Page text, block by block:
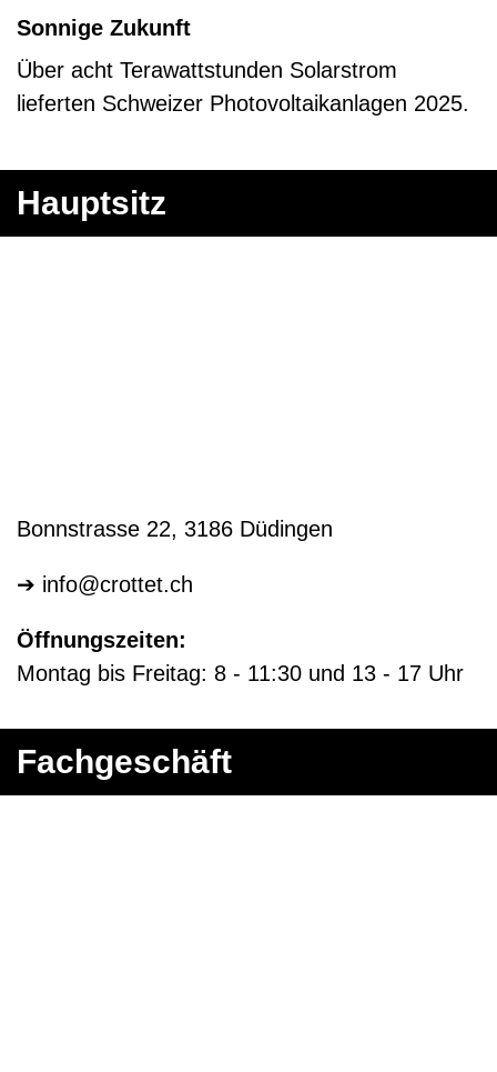
Hauptsitz
Bonnstrasse 22, 3186 Düdingen
➔ info@crottet.ch
Öffnungszeiten:
Montag bis Freitag: 8 - 11:30 und 13 - 17 Uhr
Fachgeschäft